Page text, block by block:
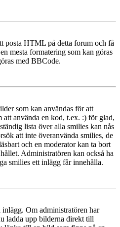
posta HTML på detta forum och få
mesta formatering som kan göras
med BBCode.
som kan användas för att
att använda en kod, t.ex. :) för glad,
lista över alla smilies kan nås
att inte överanvända smilies, de
och en moderator kan ta bort
Administratören kan också ha
smilies ett inlägg får innehålla.
Om administratören har
ladda upp bilderna direkt till